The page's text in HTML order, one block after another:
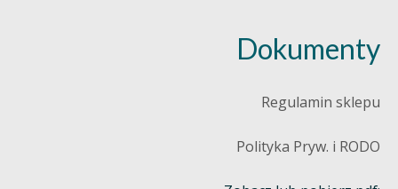
Dokumenty
Regulamin sklepu
Polityka Pryw. i RODO